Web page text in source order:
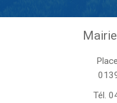
Tél.